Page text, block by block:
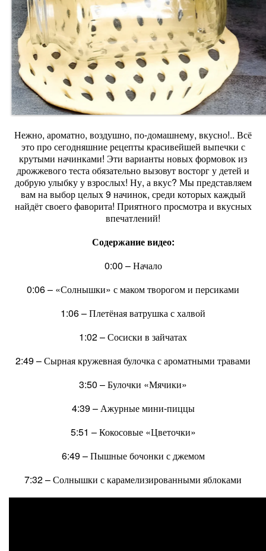
Нежно, ароматно, воздушно, по-домашнему, вкусно!.. Всё
это про сегодняшние рецепты красивейшей выпечки с
крутыми начинками! Эти варианты новых формовок из
дрожжевого теста обязательно вызовут восторг у детей и
добрую улыбку у взрослых! Ну, а вкус? Мы представляем
вам на выбор целых 9 начинок, среди которых каждый
найдёт своего фаворита! Приятного просмотра и вкусных
впечатлений!
Содержание видео:
0:00​ – Начало
0:06​ – «Солнышки» с маком творогом и персиками
1:06​ – Плетёная ватрушка с халвой
1:02​ – Сосиски в зайчатах
2:49​ – Сырная кружевная булочка с ароматными травами
3:50​ – Булочки «Мячики»
4:39​ – Ажурные мини-пиццы
5:51​ – Кокосовые «Цветочки»
6:49​ – Пышные бочонки с джемом
7:32​ – Солнышки с карамелизированными яблоками